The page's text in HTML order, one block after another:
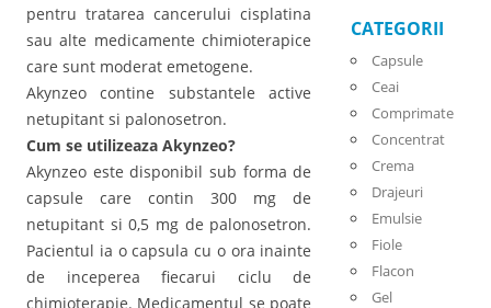
pentru tratarea cancerului cisplatina
sau alte medicamente chimioterapice
care sunt moderat emetogene.
Akynzeo contine substantele active
netupitant si palonosetron.
Cum se utilizeaza Akynzeo?
Akynzeo este disponibil sub forma de
capsule care contin 300 mg de
netupitant si 0,5 mg de palonosetron.
Pacientul ia o capsula cu o ora inainte
de inceperea fiecarui ciclu de
chimioterapie. Medicamentul se poate
CATEGORII
Capsule
Ceai
Comprimate
Concentrat
Crema
Drajeuri
Emulsie
Fiole
Flacon
Gel